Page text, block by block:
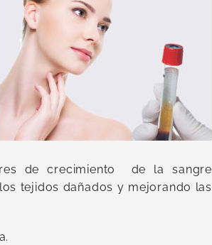
de crecimiento de la sangre
tejidos dañados y mejorando las